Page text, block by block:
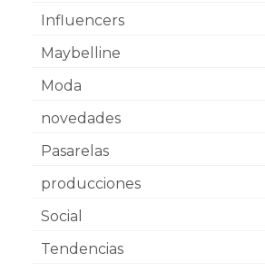
Influencers
Maybelline
Moda
novedades
Pasarelas
producciones
Social
Tendencias